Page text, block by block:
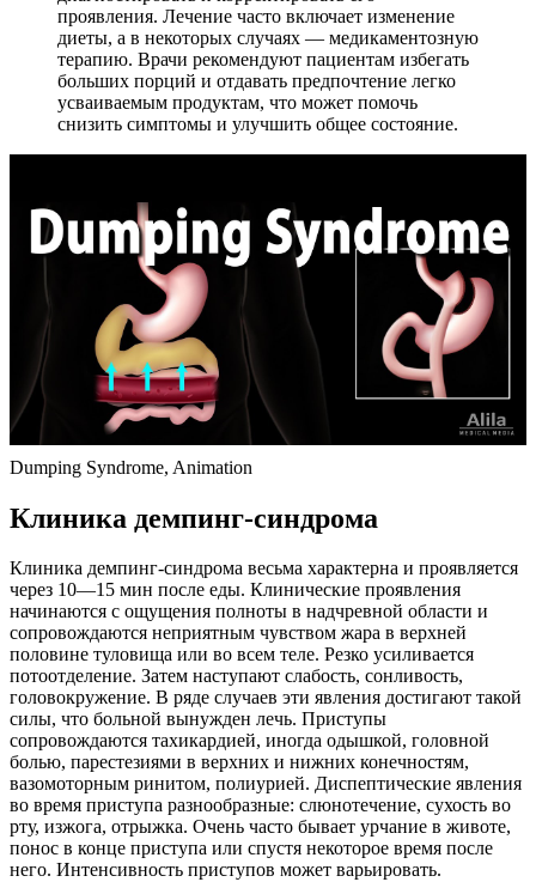
проявления. Лечение часто включает изменение
диеты, а в некоторых случаях — медикаментозную
терапию. Врачи рекомендуют пациентам избегать
больших порций и отдавать предпочтение легко
усваиваемым продуктам, что может помочь
снизить симптомы и улучшить общее состояние.
Dumping Syndrome, Animation
Клиника демпинг-синдрома
Клиника демпинг-синдрома весьма характерна и проявляется
через 10—15 мин после еды. Клинические проявления
начинаются с ощущения полноты в надчревной области и
сопровождаются неприятным чувством жара в верхней
половине туловища или во всем теле. Резко усиливается
потоотделение. Затем наступают слабость, сонливость,
головокружение. В ряде случаев эти явления достигают такой
силы, что больной вынужден лечь. Приступы
сопровождаются тахикардией, иногда одышкой, головной
болью, парестезиями в верхних и нижних конечностям,
вазомоторным ринитом, полиурией. Диспептические явления
во время приступа разнообразные: слюнотечение, сухость во
рту, изжога, отрыжка. Очень часто бывает урчание в животе,
понос в конце приступа или спустя некоторое время после
него. Интенсивность приступов может варьировать.